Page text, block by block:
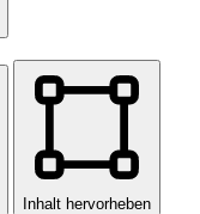
Inhalt hervorheben